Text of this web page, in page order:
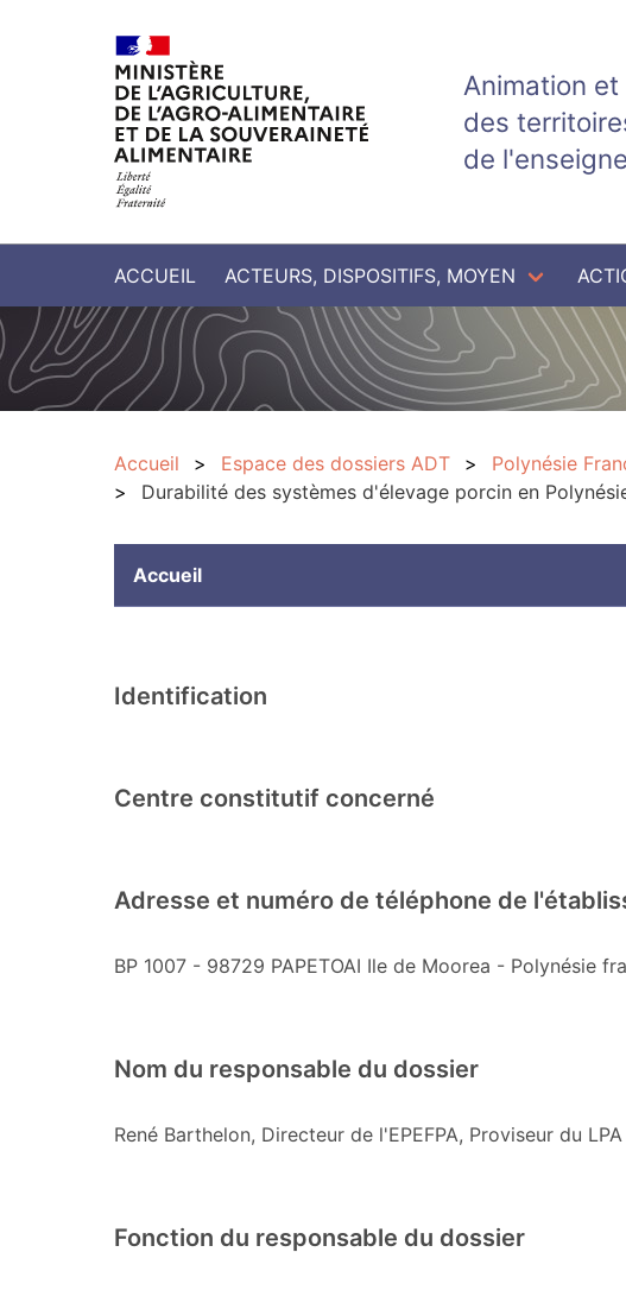
Animation
des
de
ACCUEIL ACTEURS, DISPOSITIFS, MOYEN
Accueil Espace des dossiers ADT Polynésie
Durabilité des systèmes d'élevage porcin en
Accueil
Identification
Centre constitutif concerné
Adresse et numéro de téléphone de
BP 1007 - 98729 PAPETOAI Ile de Moorea - Polynésie
Nom du responsable du dossier
René Barthelon, Directeur de l'EPEFPA, Proviseur du
Fonction du responsable du dossier